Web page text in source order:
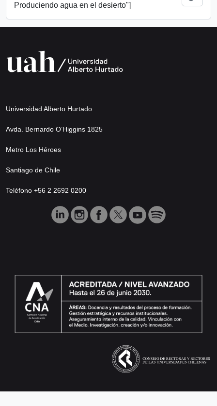
Produciendo agua en el desierto"]
Universidad Alberto Hurtado
Avda. Bernardo O’Higgins 1825
Metro Los Héroes
Santiago de Chile
Teléfono +56 2 2692 0200